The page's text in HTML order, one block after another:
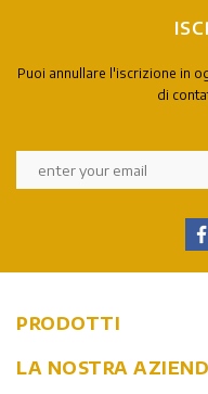
Puoi annullare l'iscrizione in
di
PRODOTTI
LA NOSTRA